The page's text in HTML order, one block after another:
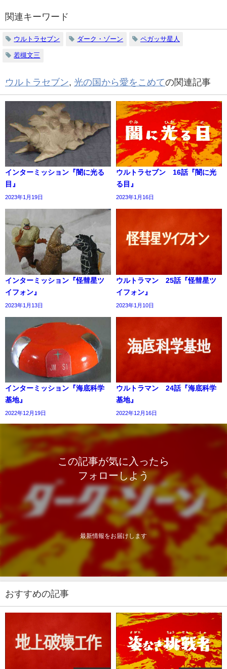
関連キーワード
ウルトラセブン ダーク・ゾーン ペガッサ星人
若槻文三
ウルトラセブン, 光の国から愛をこめての関連記事
インターミッション『闇に光る
目』
2023年1月19日
ウルトラセブン 16話『闇に光
る目』
2023年1月16日
インターミッション『怪彗星ツ
イフォン』
2023年1月13日
ウルトラマン 25話『怪彗星ツ
イフォン』
2023年1月10日
インターミッション『海底科学
基地』
2022年12月19日
ウルトラマン 24話『海底科学
基地』
2022年12月16日
この記事が気に入ったら
フォローしよう
最新情報をお届けします
おすすめの記事